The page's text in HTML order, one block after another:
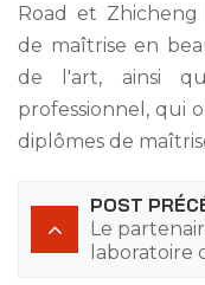
Road et Zhicheng
de maîtrise en
de l'art, ainsi
professionnel, qui
diplômes de
POST
Le
laboratoire